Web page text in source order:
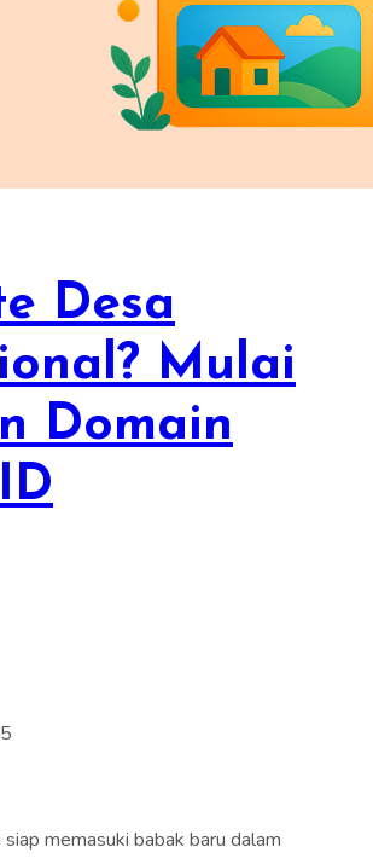
Desa
Mulai
Domain
memasuki babak baru dalam